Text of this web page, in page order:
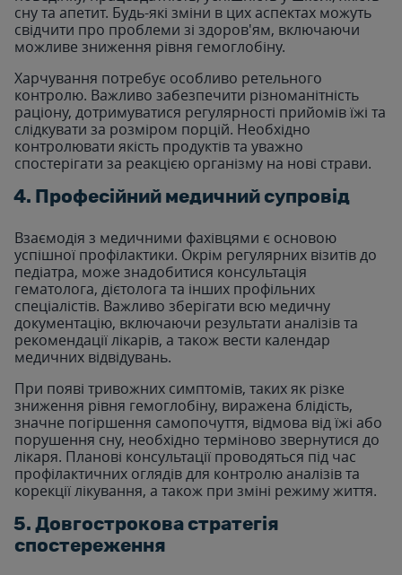
сну та апетит. Будь-які зміни в цих аспектах можуть
свідчити про проблеми зі здоров'ям, включаючи
можливе зниження рівня гемоглобіну.
Харчування потребує особливо ретельного
контролю. Важливо забезпечити різноманітність
раціону, дотримуватися регулярності прийомів їжі та
слідкувати за розміром порцій. Необхідно
контролювати якість продуктів та уважно
спостерігати за реакцією організму на нові страви.
4. Професійний медичний супровід
Взаємодія з медичними фахівцями є основою
успішної профілактики. Окрім регулярних візитів до
педіатра, може знадобитися консультація
гематолога, дієтолога та інших профільних
спеціалістів. Важливо зберігати всю медичну
документацію, включаючи результати аналізів та
рекомендації лікарів, а також вести календар
медичних відвідувань.
При появі тривожних симптомів, таких як різке
зниження рівня гемоглобіну, виражена блідість,
значне погіршення самопочуття, відмова від їжі або
порушення сну, необхідно терміново звернутися до
лікаря. Планові консультації проводяться під час
профілактичних оглядів для контролю аналізів та
корекції лікування, а також при зміні режиму життя.
5. Довгострокова стратегія
спостереження